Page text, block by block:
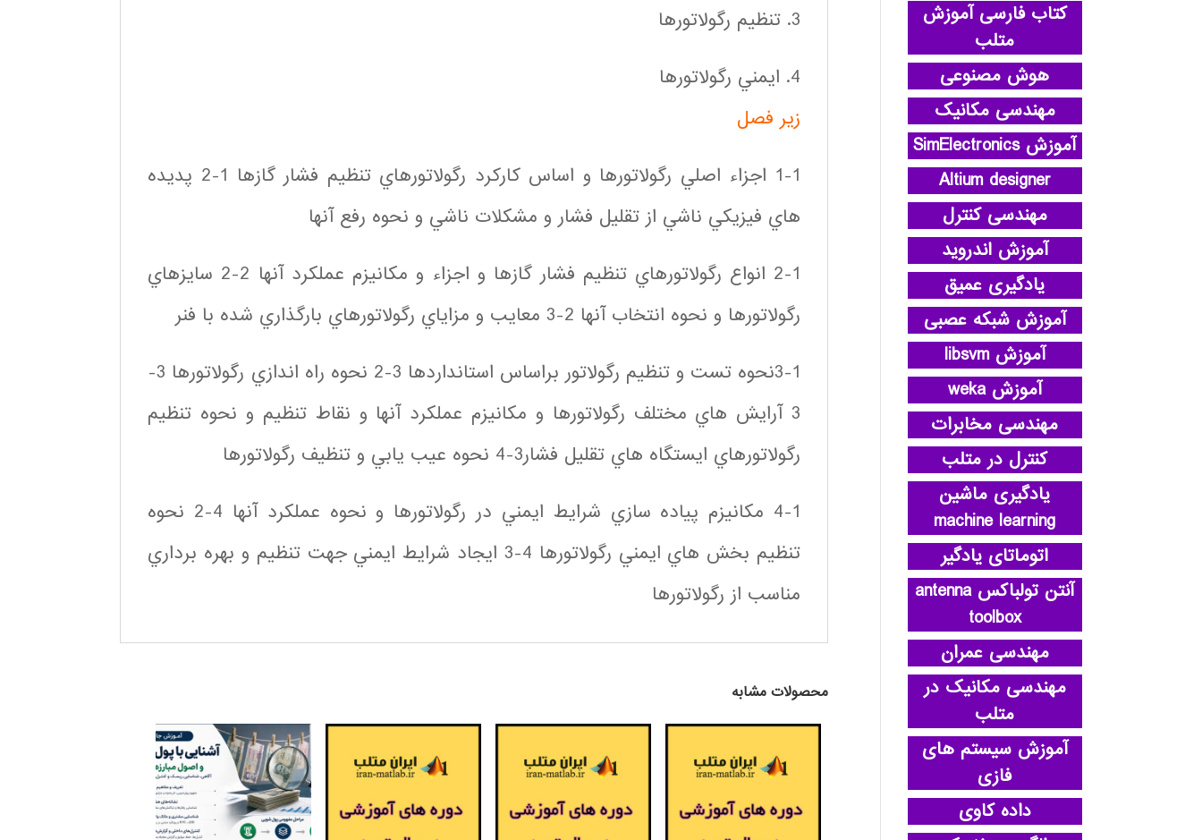
3. تنظيم رگولاتورها
4. ايمني رگولاتورها
زير فصل
1-1 اجزاء اصلي رگولاتورها و اساس كاركرد رگولاتورهاي تنظيم فشار گازها 1-2 پديده
هاي فيزيكي ناشي از تقليل فشار و مشكلات ناشي و نحوه رفع آنها
2-1 انواع رگولاتورهاي تنظيم فشار گازها و اجزاء و مكانيزم عملكرد آنها 2-2 سايزهاي
رگولاتورها و نحوه انتخاب آنها 2-3 معايب و مزاياي رگولاتورهاي بارگذاري شده با فنر
3-1نحوه تست و تنظيم رگولاتور براساس استانداردها 3-2 نحوه راه اندازي رگولاتورها 3-
3 آرايش هاي مختلف رگولاتورها و مكانيزم عملكرد آنها و نقاط تنظيم و نحوه تنظيم
رگولاتورهاي ايستگاه هاي تقليل فشار3-4 نحوه عيب يابي و تنظيف رگولاتورها
4-1 مكانيزم پياده سازي شرايط ايمني در رگولاتورها و نحوه عملكرد آنها 4-2 نحوه
تنظيم بخش هاي ايمني رگولاتورها 4-3 ايجاد شرايط ايمني جهت تنظيم و بهره برداري
مناسب از رگولاتورها
محصولات مشابه
کتاب فارسی آموزش
متلب
هوش مصنوعی
مهندسی مکانیک
آموزش SimElectronics
Altium designer
مهندسی کنترل
آموزش اندروید
یادگیری عمیق
آموزش شبکه عصبی
آموزش libsvm
آموزش weka
مهندسی مخابرات
کنترل در متلب
یادگیری ماشین
machine learning
اتوماتای یادگیر
آنتن تولباکس antenna
toolbox
مهندسی عمران
مهندسی مکانیک در
متلب
آموزش سیستم های
فازی
داده کاوی